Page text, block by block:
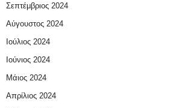
Σεπτέμβριος 2024
Αύγουστος 2024
Ιούλιος 2024
Ιούνιος 2024
Μάιος 2024
Απρίλιος 2024